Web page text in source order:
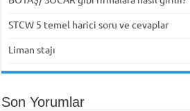
STCW 5 temel harici soru ve cevaplar
Liman stajı
Son Yorumlar